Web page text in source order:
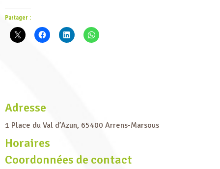
Partager :
Adresse
1 Place du Val d’Azun, 65400 Arrens-Marsous
Horaires
Coordonnées de contact